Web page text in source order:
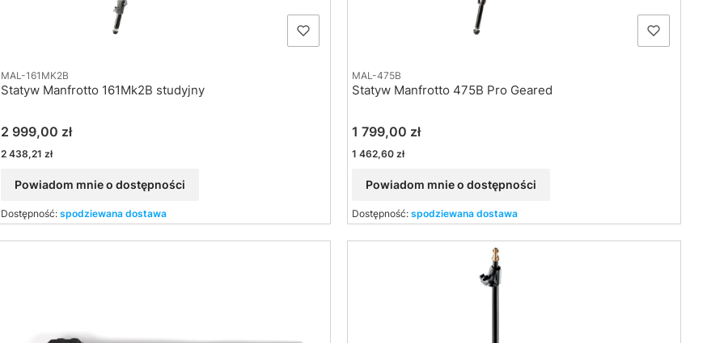
MAL-161MK2B
Statyw Manfrotto 161Mk2B studyjny
Cena
2 999,00 zł
Cena
2 438,21 zł
Powiadom mnie o dostępności
Dostępność:spodziewana dostawa
MAL-475B
Statyw Manfrotto 475B Pro Geared
Cena
1 799,00 zł
Cena
1 462,60 zł
Powiadom mnie o dostępności
Dostępność: spodziewana dostawa